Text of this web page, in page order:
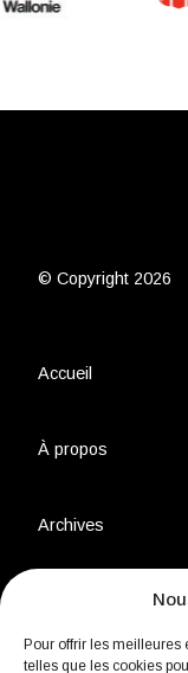
Pour offrir les meilleures
telles que les cookies
© Copyright 2026
Accueil
À propos
Archives
Charte